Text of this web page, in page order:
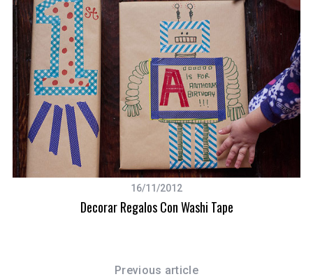
16/11/2012
Decorar Regalos Con Washi Tape
Previous article